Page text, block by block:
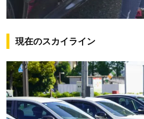
現在のスカイライン